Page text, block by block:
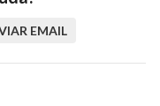
EMAIL